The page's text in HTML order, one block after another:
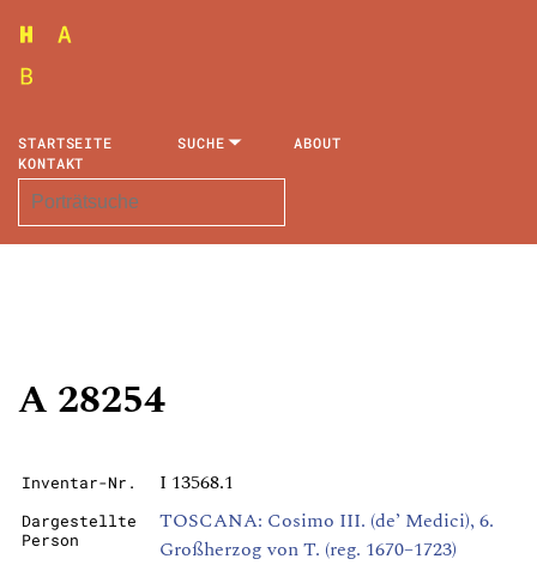
STARTSEITE SUCHE
ABOUT
KONTAKT
A 28254
Inventar-Nr. I 13568.1
Dargestellte
Person
TOSCANA: Cosimo III. (de’ Medici), 6.
Großherzog von T. (reg. 1670–1723)